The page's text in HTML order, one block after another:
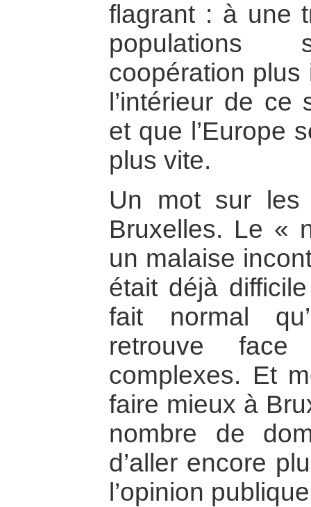
flagrant : à une
populations
coopération
l’intérieur de ce
et que l’Europe
plus vite.
Un mot sur les
Bruxelles. Le «
un malaise
était déjà
fait normal
retrouve
complexes. Et
faire mieux à
nombre de
d’aller encore
l’opinion